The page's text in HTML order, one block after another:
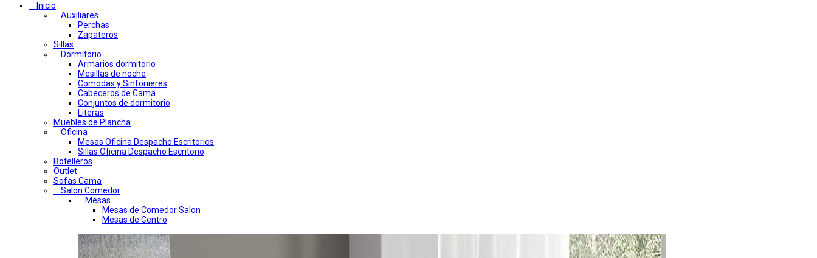
Inicio
Auxiliares
Perchas
Zapateros
Sillas
Dormitorio
Armarios dormitorio
Mesillas de noche
Comodas y Sinfonieres
Cabeceros de Cama
Conjuntos de dormitorio
Literas
Muebles de Plancha
Oficina
Mesas Oficina Despacho Escritorios
Sillas Oficina Despacho Escritorio
Botelleros
Outlet
Sofas Cama
Salon Comedor
Mesas
Mesas de Comedor Salon
Mesas de Centro